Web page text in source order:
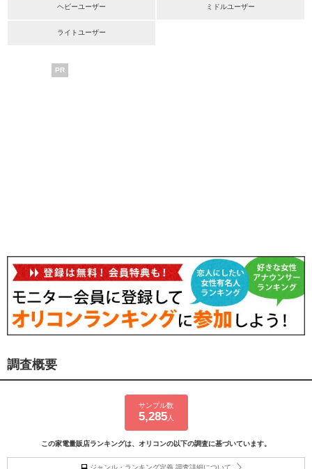
ヘビーユーザー ミドルユーザー
ライトユーザー
PR
調査概要
サンプル数
5,285人
この家電量販店ランキングは、オリコンの以下の調査に基づいています。